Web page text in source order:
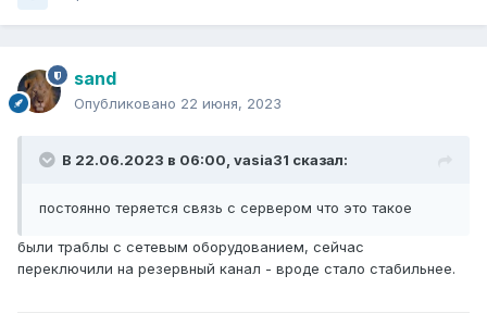
sand
Опубликовано 22 июня, 2023
В 22.06.2023 в 06:00, vasia31 сказал:
постоянно теряется связь с сервером что это такое
были траблы с сетевым оборудованием, сейчас
переключили на резервный канал - вроде стало стабильнее.